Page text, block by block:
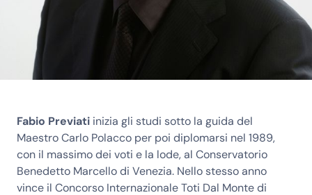
Fabio Previati inizia gli studi sotto la guida del
Maestro Carlo Polacco per poi diplomarsi nel 1989,
con il massimo dei voti e la lode, al Conservatorio
Benedetto Marcello di Venezia. Nello stesso anno
vince il Concorso Internazionale Toti Dal Monte di